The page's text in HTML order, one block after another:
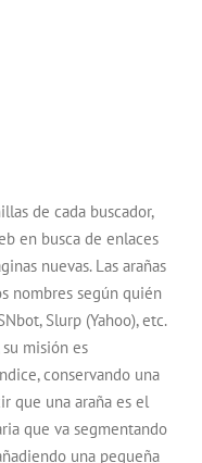
de cada buscador,
en busca de enlaces
nuevas. Las arañas
nombres según quién
Slurp (Yahoo), etc.
misión es
conservando una
que una araña es el
que va segmentando
una pequeña